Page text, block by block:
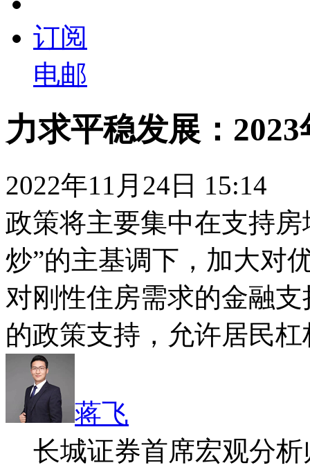
订阅
电邮
力求平稳发展：
2022年11月24日 15:14
政策将主要集中在支持
炒”的主基调下，加大对
对刚性住房需求的金融
的政策支持，允许居民
蒋飞
长城证券首席宏观分